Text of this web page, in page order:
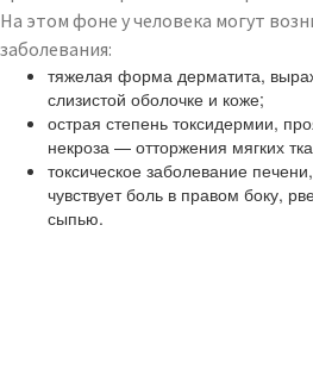
На этом фоне у человека могут
заболевания:
тяжелая форма дерматита,
слизистой оболочке и коже;
острая степень токсидермии,
некроза — отторжения мягких
токсическое заболевание
чувствует боль в правом боку,
сыпью.